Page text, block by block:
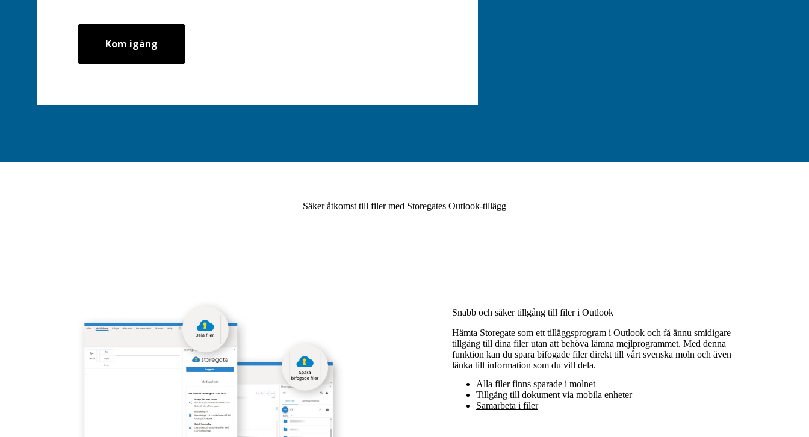
Kom igång
Säker åtkomst till filer med Storegates Outlook-tillägg
Snabb och säker tillgång till filer i Outlook
Hämta Storegate som ett tilläggsprogram i Outlook och få ännu smidigare
tillgång till dina filer utan att behöva lämna mejlprogrammet. Med denna
funktion kan du spara bifogade filer direkt till vårt svenska moln och även
länka till information som du vill dela.
Alla filer finns sparade i molnet
Tillgång till dokument via mobila enheter
Samarbeta i filer